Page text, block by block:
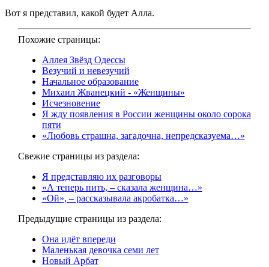
Вот я представил, какой будет Алла.
Похожие страницы:
Аллея Звёзд Одессы
Везучий и невезучий
Начальное образование
Михаил Жванецкий - «Женщины»
Исчезновение
Я жду появления в России женщины около сорока
пяти
«Любовь страшна, загадочна, непредсказуема…»
Свежие страницы из раздела:
Я представляю их разговоры
«А теперь пить, – сказала женщина…»
«Ой», – рассказывала акробатка…»
Предыдущие страницы из раздела:
Она идёт впереди
Маленькая девочка семи лет
Новый Арбат